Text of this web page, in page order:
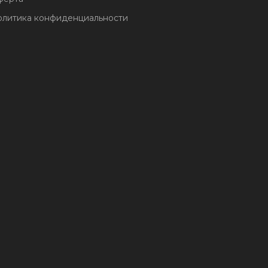
конфиденциальности